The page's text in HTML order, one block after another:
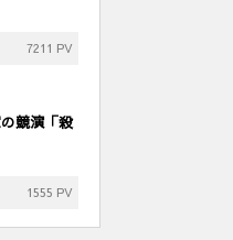
7211 PV
競演「殺
1555 PV